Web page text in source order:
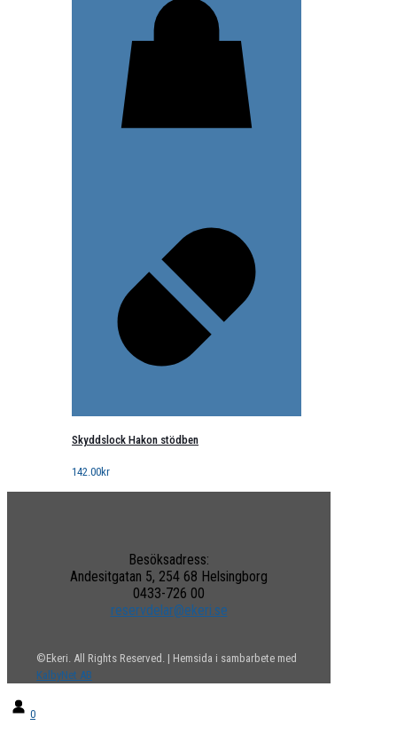
Skyddslock Hakon stödben
142.00kr
Besöksadress:
Andesitgatan 5, 254 68 Helsingborg
0433-726 00
reservdelar@ekeri.se
©Ekeri. All Rights Reserved. | Hemsida i sambarbete med
KalbyNet AB
0